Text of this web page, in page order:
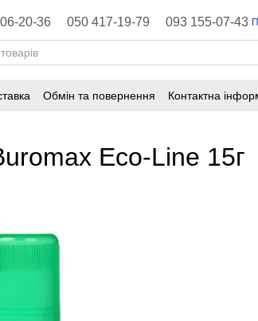
20-36 050 417-19-79 093 155-07-43
Обмін та повернення Контактна
Eco-Line 15г